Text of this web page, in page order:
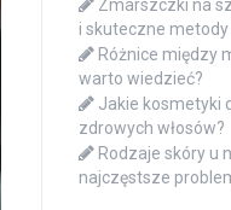
Zmarszczki na
i skuteczne
Różnice między
warto wiedzieć?
Jakie kosmetyki
zdrowych włosów?
Rodzaje skóry u
najczęstsze